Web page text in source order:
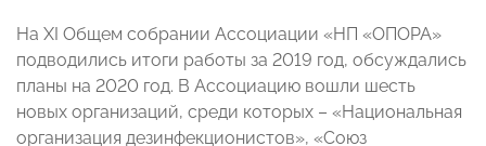
На XI Общем собрании Ассоциации «НП «ОПОРА»
подводились итоги работы за 2019 год, обсуждались
планы на 2020 год. В Ассоциацию вошли шесть
новых организаций, среди которых – «Национальная
организация дезинфекционистов», «Союз